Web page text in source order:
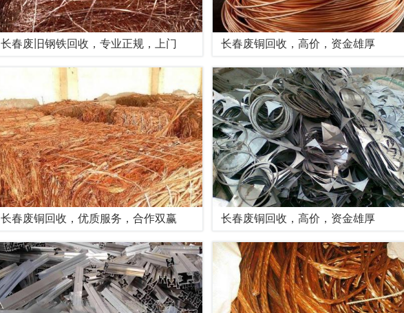
长春废旧钢铁回收，专业正规，上门 长春废铜回收，高价，资金雄厚
长春废铜回收，优质服务，合作双赢 长春废铜回收，高价，资金雄厚